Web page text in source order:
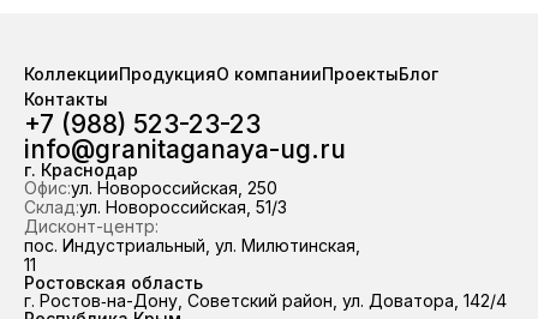
Работаем по всему ЮФО и
Республике Крым, 98,7 % отгрузок
выполняем точно в срок.
наличия за 2 часа.
КоллекцииПродукцияО компанииПроектыБлог
Контакты
+7 (988) 523-23-23
info@granitaganaya-ug.ru
г. Краснодар
Офис:ул. Новороссийская, 250
Склад:ул. Новороссийская, 51/3
Дисконт-центр:
пос. Индустриальный, ул. Милютинская,
11
Ростовская область
г. Ростов‑на-Дону, Советский район, ул. Доватора, 142/4